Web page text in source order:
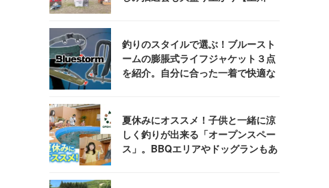
釣りのスタイルで選ぶ！ブルースト
ームの膨脹式ライフジャケット３点
を紹介。自分に合った一着で快適な
夏休みにオススメ！子供と一緒に涼
しく釣りが出来る「オープンスペー
ス」。BBQエリアやドッグランもあ